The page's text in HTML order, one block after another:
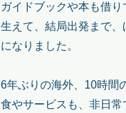
ガイドブックや本も借
生えて、結局出発まで
になりました。
6年ぶりの海外、10時間
食やサービスも、非日